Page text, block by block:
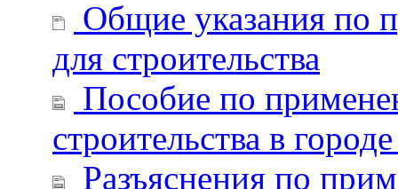
Общие указания по
для строительства
Пособие по
строительства в
Разъяснения по